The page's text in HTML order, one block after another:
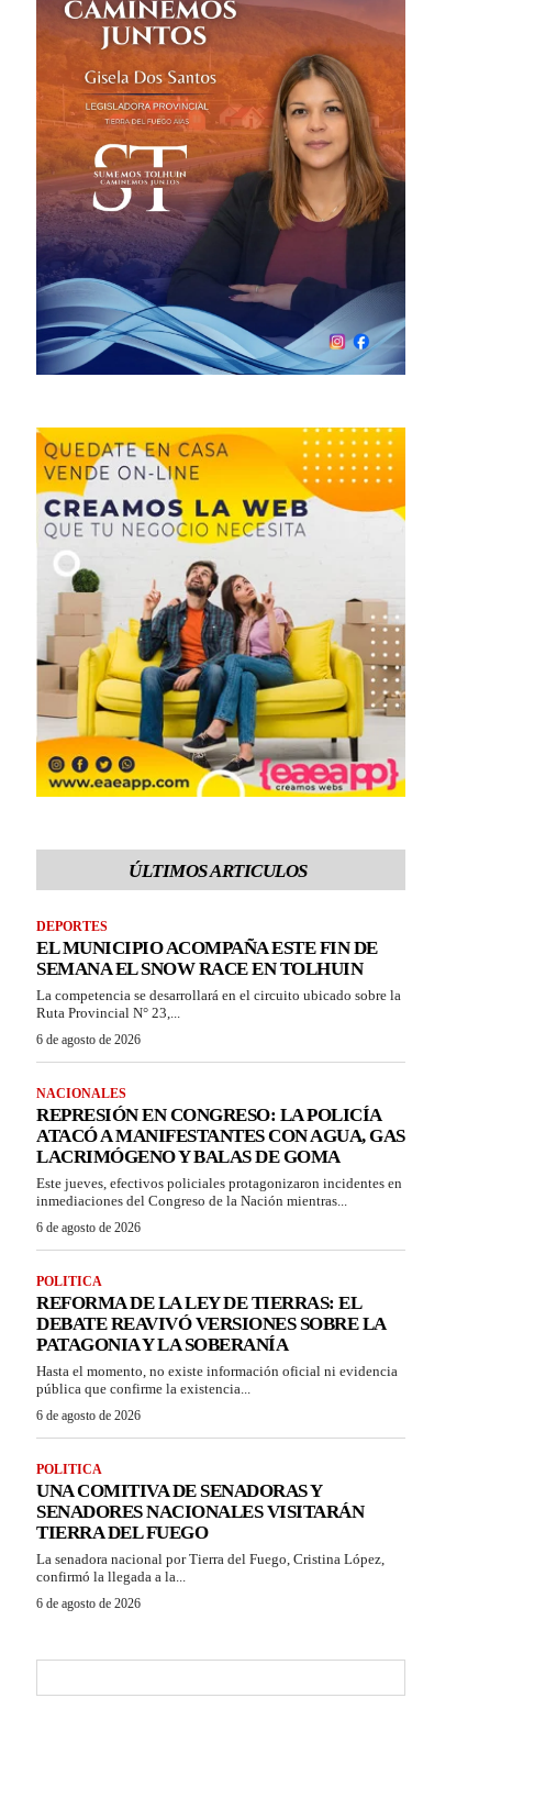
ÚLTIMOS ARTICULOS
DEPORTES
EL MUNICIPIO ACOMPAÑA ESTE FIN DE
SEMANA EL SNOW RACE EN TOLHUIN
La competencia se desarrollará en el circuito ubicado sobre la
Ruta Provincial N° 23,...
6 de agosto de 2026
NACIONALES
REPRESIÓN EN CONGRESO: LA POLICÍA
ATACÓ A MANIFESTANTES CON AGUA, GAS
LACRIMÓGENO Y BALAS DE GOMA
Este jueves, efectivos policiales protagonizaron incidentes en
inmediaciones del Congreso de la Nación mientras...
6 de agosto de 2026
POLITICA
REFORMA DE LA LEY DE TIERRAS: EL
DEBATE REAVIVÓ VERSIONES SOBRE LA
PATAGONIA Y LA SOBERANÍA
Hasta el momento, no existe información oficial ni evidencia
pública que confirme la existencia...
6 de agosto de 2026
POLITICA
UNA COMITIVA DE SENADORAS Y
SENADORES NACIONALES VISITARÁN
TIERRA DEL FUEGO
La senadora nacional por Tierra del Fuego, Cristina López,
confirmó la llegada a la...
6 de agosto de 2026